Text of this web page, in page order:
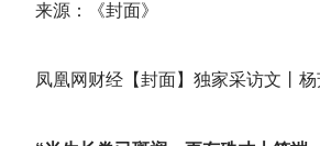
来源：《封面》
凤凰网财经【封面】独家采访文丨杨